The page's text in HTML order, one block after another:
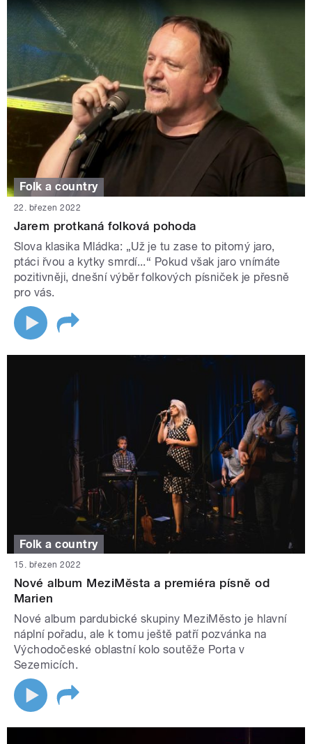
Folk a country
22. březen 2022
Jarem protkaná folková pohoda
Slova klasika Mládka: „Už je tu zase to pitomý jaro,
ptáci řvou a kytky smrdí...“ Pokud však jaro vnímáte
pozitivněji, dnešní výběr folkových písniček je přesně
pro vás.
Folk a country
15. březen 2022
Nové album MeziMěsta a premiéra písně od
Marien
Nové album pardubické skupiny MeziMěsto je hlavní
náplní pořadu, ale k tomu ještě patří pozvánka na
Východočeské oblastní kolo soutěže Porta v
Sezemicích.